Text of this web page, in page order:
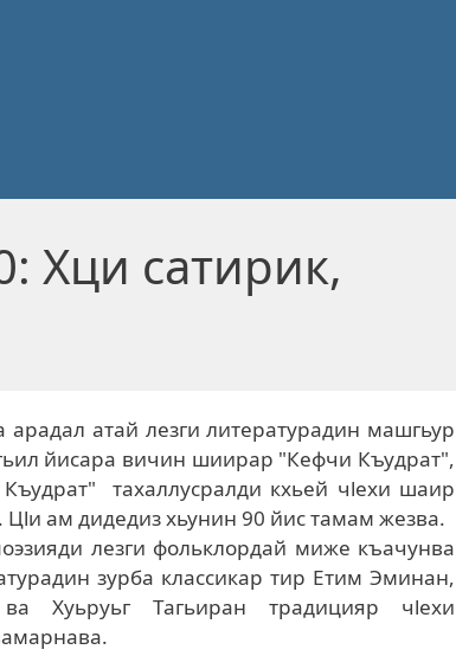
Хци сатирик,
арадал атай лезги литературадин машгьур
йисара вичин шиирар "Кефчи Къудрат",
Къудрат" тахаллусралди кхьей чlехи шаир
Цlи ам дидедиз хьунин 90 йис тамам жезва.
лезги фольклордай миже къачунва
зурба классикар тир Етим Эминан,
Хуьруьг Тагьиран традицияр чlехи